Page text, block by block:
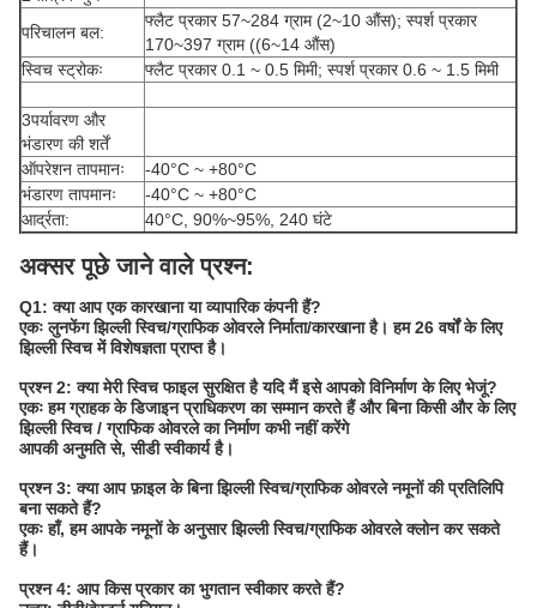
परिचालन बल:
फ्लैट प्रकार 57~284 ग्राम (2~10 औंस); स्पर्श प्रकार
170~397 ग्राम ((6~14 औंस)
स्विच स्ट्रोकः
फ्लैट प्रकार 0.1 ~ 0.5 मिमी; स्पर्श प्रकार 0.6 ~ 1.5 मिमी
3पर्यावरण और
भंडारण की शर्तें
ऑपरेशन तापमानः
-40°C ~ +80°C
भंडारण तापमानः
-40°C ~ +80°C
आर्द्रता:
40°C, 90%~95%, 240 घंटे
अक्सर पूछे जाने वाले प्रश्न:
Q1: क्या आप एक कारखाना या व्यापारिक कंपनी हैं?
एकः लुनफेंग झिल्ली स्विच/ग्राफिक ओवरले निर्माता/कारखाना है। हम 26 वर्षों के लिए
झिल्ली स्विच में विशेषज्ञता प्राप्त है।
प्रश्न 2: क्या मेरी स्विच फाइल सुरक्षित है यदि मैं इसे आपको विनिर्माण के लिए भेजूं?
एकः हम ग्राहक के डिजाइन प्राधिकरण का सम्मान करते हैं और बिना किसी और के लिए
झिल्ली स्विच / ग्राफिक ओवरले का निर्माण कभी नहीं करेंगे
आपकी अनुमति से, सीडी स्वीकार्य है।
प्रश्न 3: क्या आप फ़ाइल के बिना झिल्ली स्विच/ग्राफिक ओवरले नमूनों की प्रतिलिपि
बना सकते हैं?
एकः हाँ, हम आपके नमूनों के अनुसार झिल्ली स्विच/ग्राफिक ओवरले क्लोन कर सकते
हैं।
प्रश्न 4: आप किस प्रकार का भुगतान स्वीकार करते हैं?